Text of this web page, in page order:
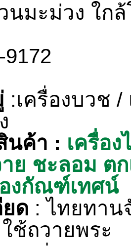
นมะม่วง ใก
9172
:เครื่องบวช
นค้า : เครื่อ
ย ชะลอม ต
งกัณฑ์เทศน์
ยด : ไทยทาน
ช้ถวายพระ